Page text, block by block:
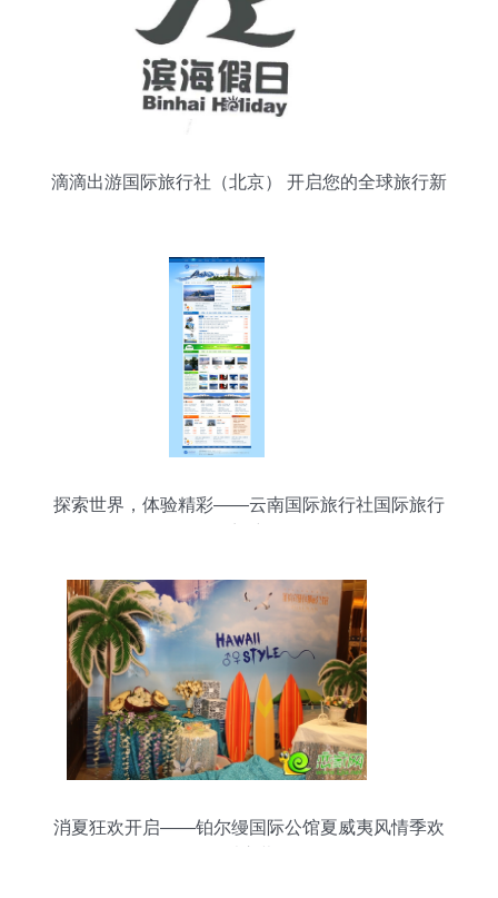
滴滴出游国际旅行社（北京） 开启您的全球旅行新
探索世界，体验精彩——云南国际旅行社国际旅行
消夏狂欢开启——铂尔缦国际公馆夏威夷风情季欢